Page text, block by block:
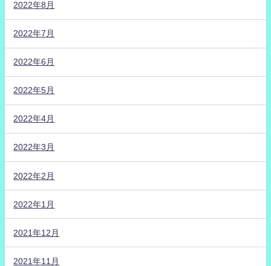
2022年8月
2022年7月
2022年6月
2022年5月
2022年4月
2022年3月
2022年2月
2022年1月
2021年12月
2021年11月